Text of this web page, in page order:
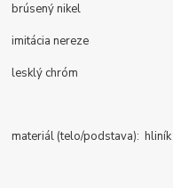
brúsený nikel
imitácia nereze
lesklý chróm
materiál (telo/podstava): hliník